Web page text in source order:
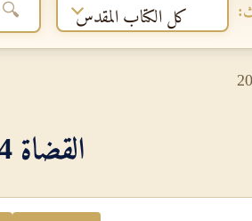
كل الكتاب المقدس
القضاة 4‏:‏20